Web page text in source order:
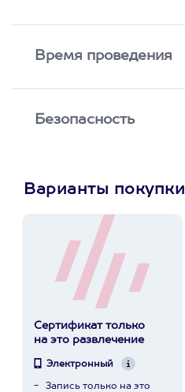
Время проведения
Безопасность
Варианты покупки
Сертификат только
на это развлечение
Электронный
Запись только на это